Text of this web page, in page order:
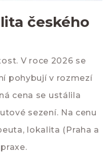
českého
V roce 2026 se
pohybují v rozmezí
cena se ustálila
sezení. Na cenu
lokalita (Praha a